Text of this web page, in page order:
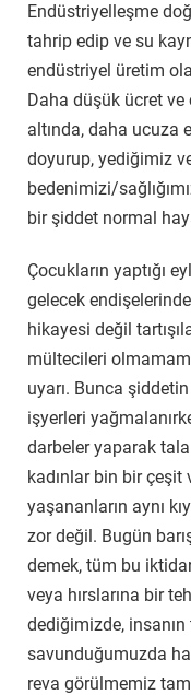
Endüstriyelleşme
tahrip edip ve su
endüstriyel üretim
Daha düşük ücret
altında, daha ucuza
doyurup, yediğimiz
bedenimizi/
bir şiddet normal
Çocukların yaptığı
gelecek
hikayesi değil
mültecileri
uyarı. Bunca
işyerleri
darbeler yaparak
kadınlar bin bir
yaşananların aynı
zor değil. Bugün
demek, tüm bu
veya hırslarına bir
dediğimizde, insanın
savunduğumuzda
reva görülmemiz